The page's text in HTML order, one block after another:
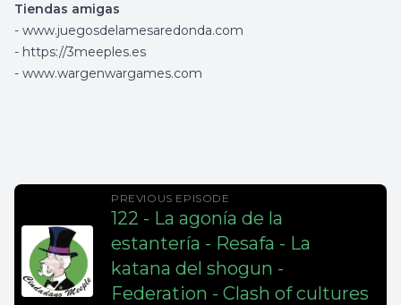
Tiendas amigas
- www.juegosdelamesaredonda.com
- https://3meeples.es
- www.wargenwargames.com
PREVIOUS EPISODE
122 - La agonía de la
estantería - Resafa - La
katana del shogun -
Federation - Clash of cultures